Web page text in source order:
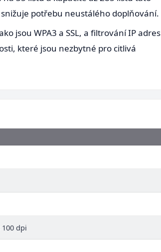
potřebu neustálého doplňování.
jsou WPA3 a SSL, a filtrování IP adres
které jsou nezbytné pro citlivá
dpi